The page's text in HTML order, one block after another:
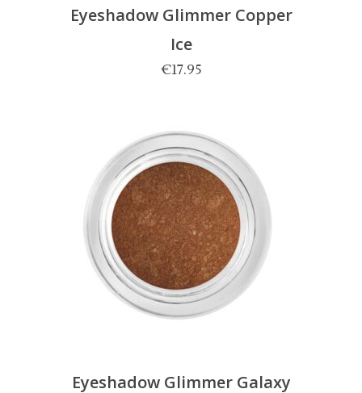
Eyeshadow Glimmer Copper
Ice
€17.95
Eyeshadow Glimmer Galaxy